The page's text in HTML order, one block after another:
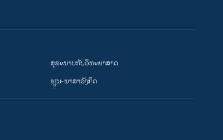
ສຸຂະພາບກັບວິທະຍາສາດ
ຮຽນ-ພາສາອັງກິດ